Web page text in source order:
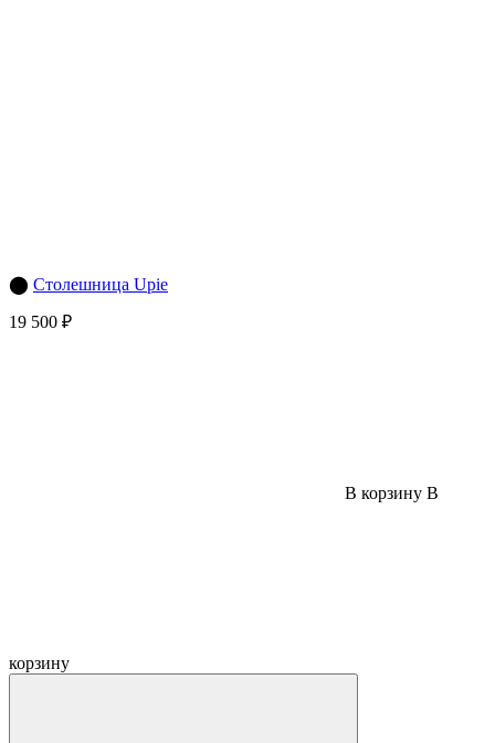
⬤ Столешница Upie
19 500 ₽
В корзину В
корзину